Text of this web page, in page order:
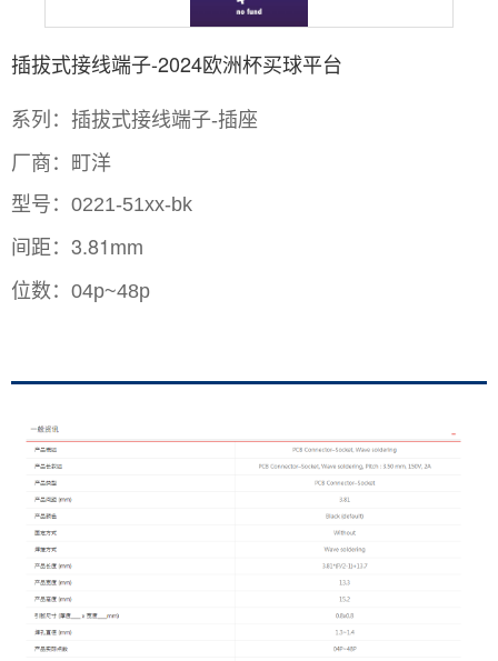
插拔式接线端子-2024欧洲杯买球平台
系列：插拔式接线端子-插座
厂商：町洋
型号： 0221-51xx-bk
间距：3.81 mm
位数： 04p~48p